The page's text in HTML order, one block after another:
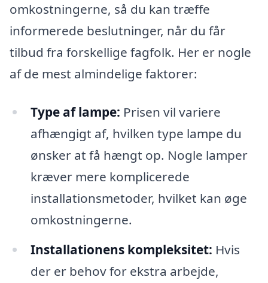
omkostningerne, så du kan træffe
informerede beslutninger, når du får
tilbud fra forskellige fagfolk. Her er nogle
af de mest almindelige faktorer:
Type af lampe: Prisen vil variere
afhængigt af, hvilken type lampe du
ønsker at få hængt op. Nogle lamper
kræver mere komplicerede
installationsmetoder, hvilket kan øge
omkostningerne.
Installationens kompleksitet: Hvis
der er behov for ekstra arbejde,